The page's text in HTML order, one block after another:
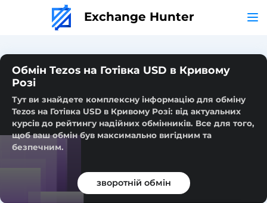
Exchange Hunter
Обмін Tezos на Готівка USD в Кривому
Розі
Тут ви знайдете комплексну інформацію для обміну
Tezos на Готівка USD в Кривому Розі: від актуальних
курсів до рейтингу надійних обмінників. Все для того,
щоб ваш обмін був максимально вигідним та
безпечним.
зворотній обмін